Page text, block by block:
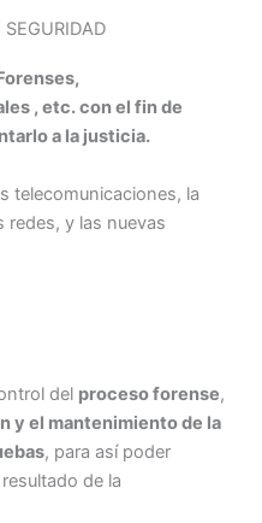
, etc. con el fin de
a la justicia.
telecomunicaciones, la
redes, y las nuevas
del proceso forense,
y el mantenimiento de la
, para así poder
de la